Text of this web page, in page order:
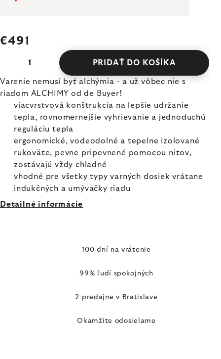
€491
PRIDAŤ DO KOŠÍKA
Varenie nemusí byť alchýmia - a už vôbec nie s
riadom ALCHIMY od de Buyer!
viacvrstvová konštrukcia na lepšie udržanie
tepla, rovnomernejšie vyhrievanie a jednoduchú
reguláciu tepla
ergonomické, vodeodolné a tepelne izolované
rukoväte, pevne pripevnené pomocou nitov,
zostávajú vždy chladné
vhodné pre všetky typy varných dosiek vrátane
indukčných a umývačky riadu
Detailné informácie
100 dní na vrátenie
99% ľudí spokojných
2 predajne v Bratislave
Okamžite odosielame